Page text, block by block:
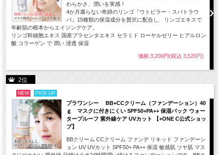
わらかさ、潤いを実感！
4か月腐らない奇跡のリンゴ『ウトビラー・スパトラウ
バ』15種類の保湿成分を贅沢に配合し、リンゴエキスで
年齢肌の根本からエイジングケア。
リンゴ幹細胞エキス 国産プラセンタエキス セラミド ローヤルゼリー ヒアルロン
酸 コラーゲン で 潤い 浸透 保湿
価格:3,200円(税込 3,520円)
2位
NEW PICK UP
プラワンシー BB+CCクリーム（ファンデーション）40
ｇ マスクに付きにくい SPF50+PA++ 保湿パック ウォー
タープルーフ 紫外線ケア UVカット 【+ONE C公式ショッ
プ】
BBクリーム CCクリーム ファンデ リキッド ファンデーシ
ョン UV UVカット SPF50+ PA++ 保湿 敏感肌 ツヤ肌 マス